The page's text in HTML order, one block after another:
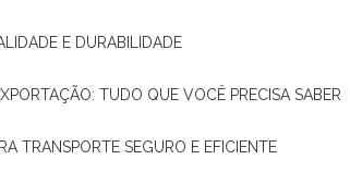
E DURABILIDADE
TUDO QUE VOCÊ PRECISA SABER
TRANSPORTE SEGURO E EFICIENTE